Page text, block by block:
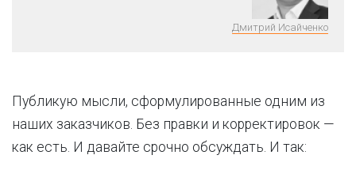
Дмитрий Исайченко
Публикую мысли, сформулированные одним из
наших заказчиков. Без правки и корректировок —
как есть. И давайте срочно обсуждать. И так: